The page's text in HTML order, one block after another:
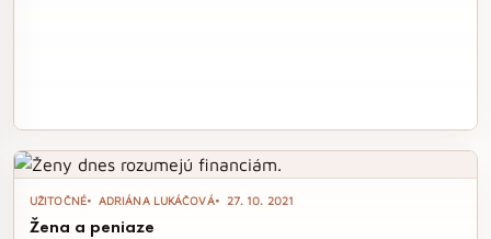
UŽITOČNÉ ADRIÁNA LUKÁČOVÁ 27. 10. 2021
Žena a peniaze